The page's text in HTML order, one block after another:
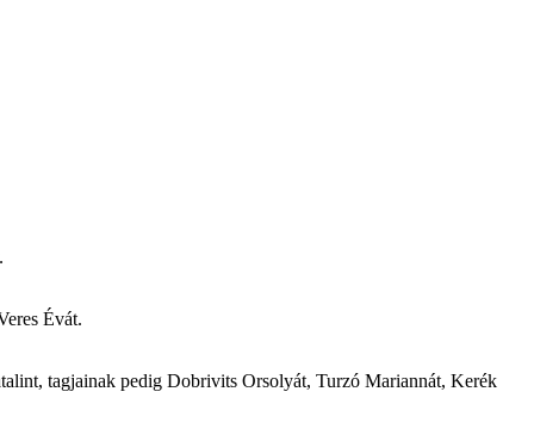
Évát.
tagjainak pedig Dobrivits Orsolyát, Turzó Mariannát, Kerék